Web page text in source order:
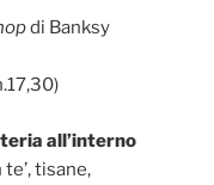
di Banksy
all’interno
te’, tisane,